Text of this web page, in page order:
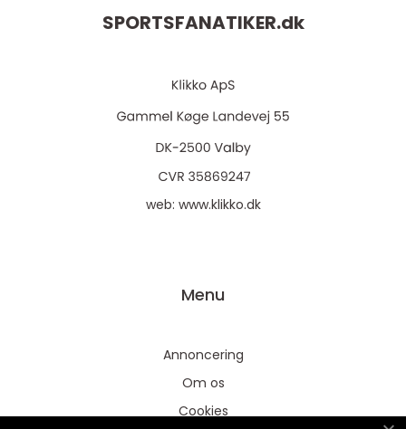
SPORTSFANATIKER.dk
web: www.klikko.dk
Menu
Annoncering
Om os
Cookies